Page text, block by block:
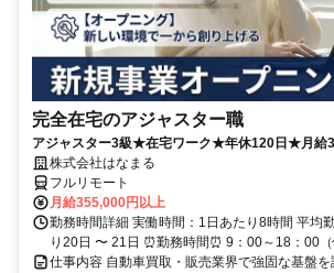
完全在宅のアジャスター職
アジャスター3級★在宅ワーク★年休120日★月給
株式会社はなまる
フルリモート
月給355,000円以上
勤務時間詳細 実働時間：1日あたり8時間 平均
り20日 〜 21日 ⏰勤務時間⏰ 9：00～18：00（
仕事内容 自動車買取・販売業界で強固な基盤を